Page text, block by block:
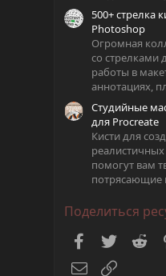
500+ стрелка
Photoshop
Огромная
со стрелками
работы в
аннотациях,
Студийные
для Procreate
Кисти для
помогут вам
потрясающие
Поделиться
Facebook
Twitter
Электронная